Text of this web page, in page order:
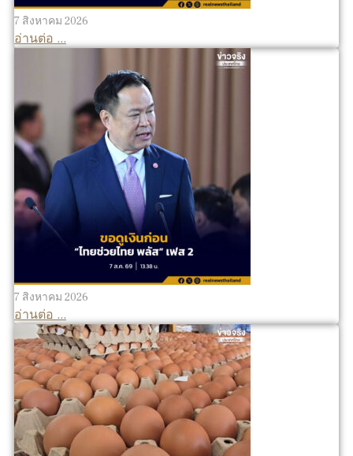
7 สิงหาคม 2026
อ่านต่อ ...
7 สิงหาคม 2026
อ่านต่อ ...